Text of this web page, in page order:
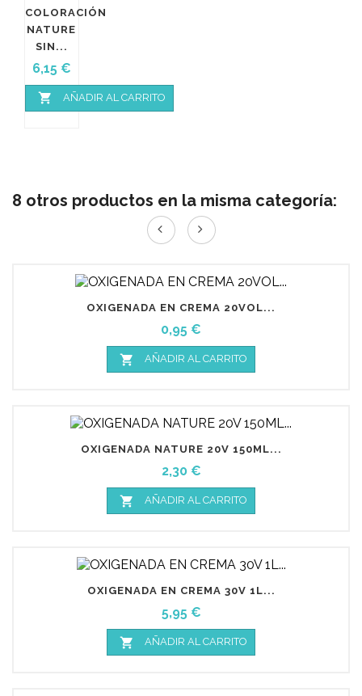
COLORACIÓN
NATURE
SIN...
Precio
6,15 €
 AÑADIR AL CARRITO
8 otros productos en la misma categoría:
OXIGENADA EN CREMA 20VOL...
Precio
0,95 €
 AÑADIR AL CARRITO
OXIGENADA NATURE 20V 150ML...
Precio
2,30 €
 AÑADIR AL CARRITO
OXIGENADA EN CREMA 30V 1L...
Precio
5,95 €
 AÑADIR AL CARRITO